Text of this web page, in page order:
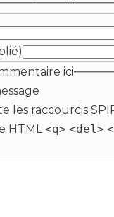
ici
les raccourcis
HTML<q> <del>